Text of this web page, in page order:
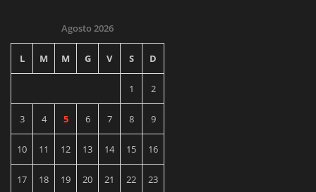
Agosto 2026
L M M G V S D
1 2
3 4 5 6 7 8 9
10 11 12 13 14 15 16
17 18 19 20 21 22 23